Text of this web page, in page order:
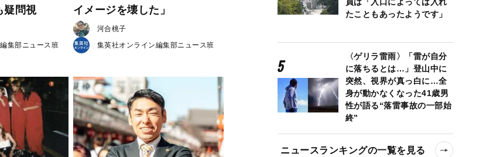
疑問視
集部ニュース班
イメージを壊した」
河合桃子
集英社オンライン編集部ニュース班
たこともあったようです」
〈ゲリラ雷雨〉「雷が自分
に落ちるとは…」登山中に
突然、視界が真っ白に…全
身が動かなくなった41歳男
性が語る“落雷事故の一部始
終”
ニュースランキングの一覧を見る